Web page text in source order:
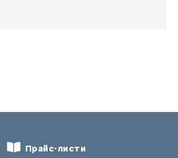
Прайс-листи